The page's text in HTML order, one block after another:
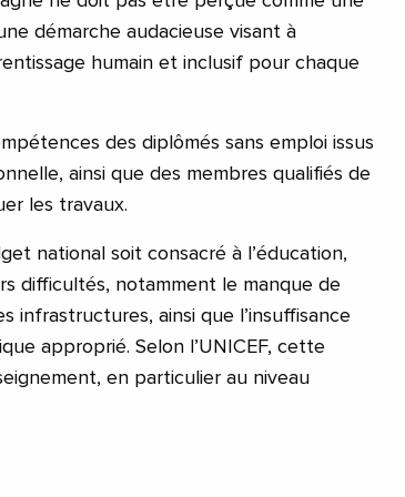
démarche audacieuse visant à
humain et inclusif pour chaque
des diplômés sans emploi issus
ainsi que des membres qualifiés de
les travaux.
national soit consacré à l’éducation,
difficultés, notamment le manque de
infrastructures, ainsi que l’insuffisance
approprié. Selon l’UNICEF, cette
en particulier au niveau